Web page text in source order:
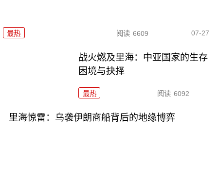
最热 阅读 6609 07-27
战火燃及里海：中亚国家的生存
困境与抉择
最热 阅读 6092
里海惊雷：乌袭伊朗商船背后的地缘博弈